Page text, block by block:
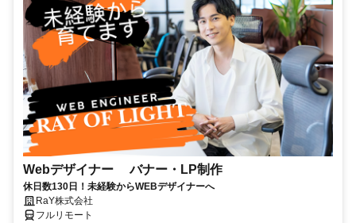
Webデザイナー バナー・LP制作
休日数130日！未経験からWEBデザイナーへ
RaY株式会社
フルリモート